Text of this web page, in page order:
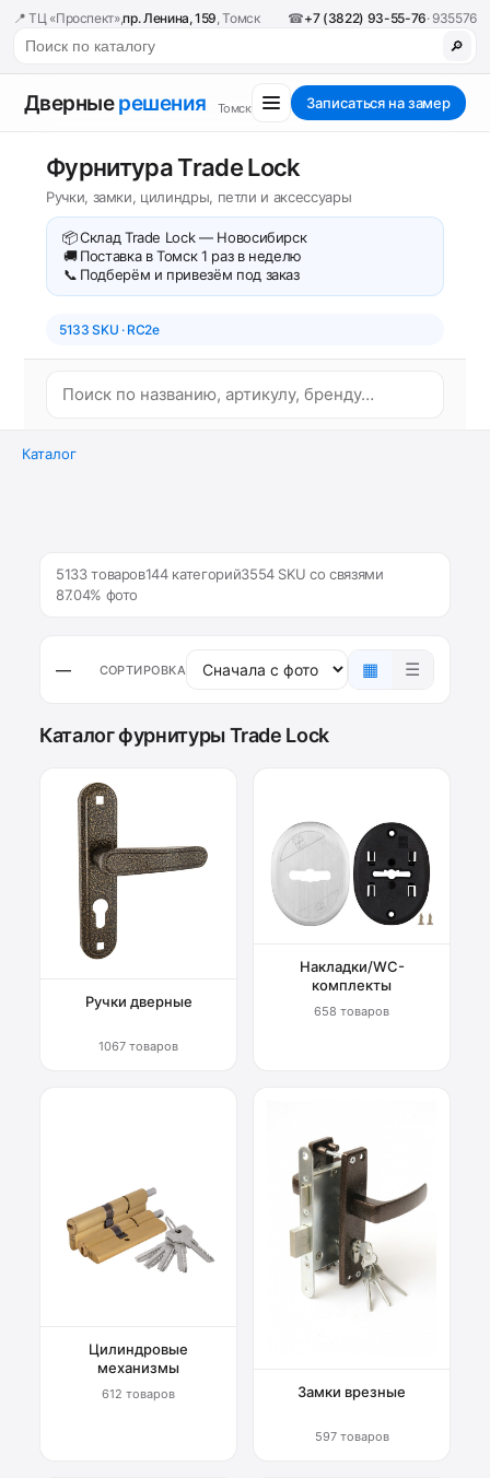
📍 ТЦ «Проспект»,пр. Ленина, 159, Томск ☎+7 (3822) 93-55-76· 935576
🔎
Дверныерешения Томск Записаться на замер
Фурнитура Trade Lock
Ручки, замки, цилиндры, петли и аксессуары
📦Склад Trade Lock — Новосибирск
🚚 Поставка в Томск 1 раз в неделю
📞 Подберём и привезём под заказ
5133 SKU · RC2e
Каталог
5133 товаров144 категорий3554 SKU со связями
87.04% фото
— СОРТИРОВКА ▦ ☰
Каталог фурнитуры Trade Lock
Ручки дверные
1067 товаров
Накладки/WC-
комплекты
658 товаров
Цилиндровые
механизмы
612 товаров Замки врезные
597 товаров